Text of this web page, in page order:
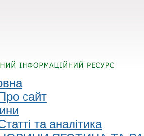
сайт
та аналітика